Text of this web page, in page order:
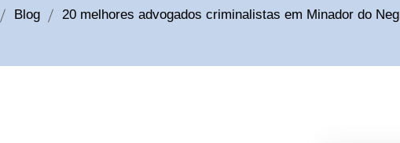
Blog 20 melhores advogados criminalistas em Minador do